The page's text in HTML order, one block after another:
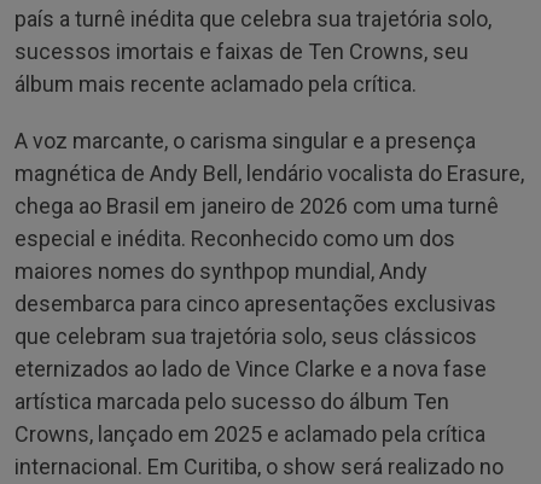
país a turnê inédita que celebra sua trajetória solo,
sucessos imortais e faixas de Ten Crowns, seu
álbum mais recente aclamado pela crítica.
A voz marcante, o carisma singular e a presença
magnética de Andy Bell, lendário vocalista do Erasure,
chega ao Brasil em janeiro de 2026 com uma turnê
especial e inédita. Reconhecido como um dos
maiores nomes do synthpop mundial, Andy
desembarca para cinco apresentações exclusivas
que celebram sua trajetória solo, seus clássicos
eternizados ao lado de Vince Clarke e a nova fase
artística marcada pelo sucesso do álbum Ten
Crowns, lançado em 2025 e aclamado pela crítica
internacional. Em Curitiba, o show será realizado no